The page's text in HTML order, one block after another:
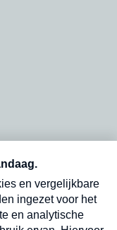
in
Verzend